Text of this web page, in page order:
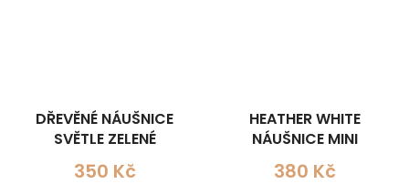
DŘEVĚNÉ NÁUŠNICE
SVĚTLE ZELENÉ
350 Kč
HEATHER WHITE
NÁUŠNICE MINI
380 Kč